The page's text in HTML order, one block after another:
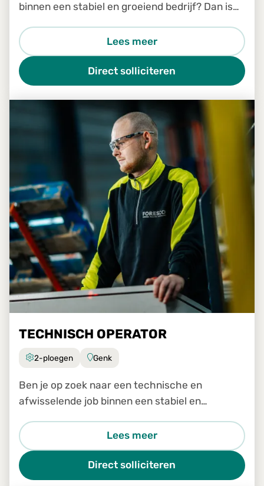
binnen een stabiel en groeiend bedrijf? Dan is
voor jou.
Lees meer
Direct solliciteren
TECHNISCH OPERATOR
2-ploegen Genk
Ben je op zoek naar een technische en
afwisselende job binnen een stabiel en
Operator in Genk zeker iets voor jou.
Lees meer
Direct solliciteren